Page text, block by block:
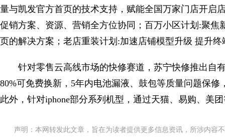
量与凯发官方首页的技术支持，赋能全国万家门店开启
促销方案、资源、营销全方位协同；百万小区计划:聚
页的解决方案；老店重装计划:加速店铺模型升级 提升终
针对零售云高线市场的快修赛道，苏宁快修推出自
80%可免费换新，5年内电池漏液、鼓包等质量问题保
此外，针对iphone部分系列机型，通过天猫、易购、美
声明：本网转发此文章，旨在为读者提供更多信息资讯，所涉内容